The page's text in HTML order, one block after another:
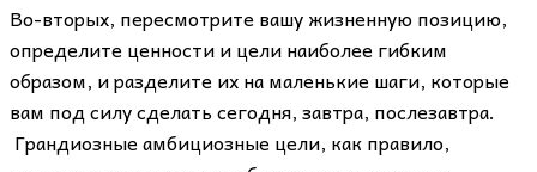
Во-вторых, пересмотрите вашу жизненную позицию,
определите ценности и цели наиболее гибким
образом, и разделите их на маленькие шаги, которые
вам под силу сделать сегодня, завтра, послезавтра.
Грандиозные амбициозные цели, как правило,